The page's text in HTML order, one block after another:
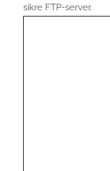
sikre FTP-server.